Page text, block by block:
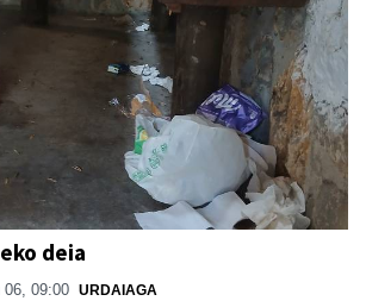
deia
06, 09:00 URDAIAGA